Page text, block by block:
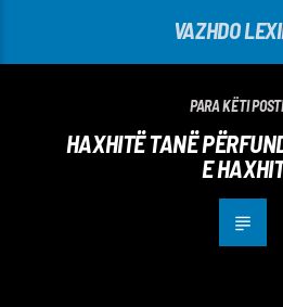
VAZHDO
PARA KËTI
HAXHITË TANË
E